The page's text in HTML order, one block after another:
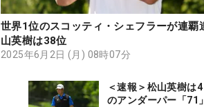
世界1位のスコッティ・シェフラーが連
山英樹は38位
2025年6月2日 (月) 08時07分
＜速報＞松山英樹は
のアンダーパー「